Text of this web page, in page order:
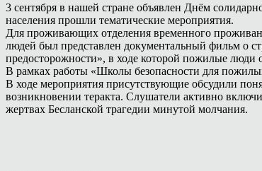
3 сентября в нашей стране объявлен Днём
населения прошли тематические мероприятия.
Для проживающих отделения временного
людей был представлен документальный фильм о
предосторожности», в ходе которой пожилые
В рамках работы «Школы безопасности для
В ходе мероприятия присутствующие обсудили
возникновении теракта. Слушатели активно
жертвах Бесланской трагедии минутой молчания.